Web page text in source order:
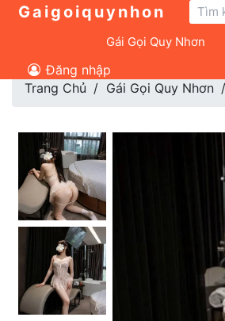
Gaigoiquynhon
Gái Gọi Quy Nhơn
Đăng nhập
Trang Chủ
Gái Gọi Quy Nhơn